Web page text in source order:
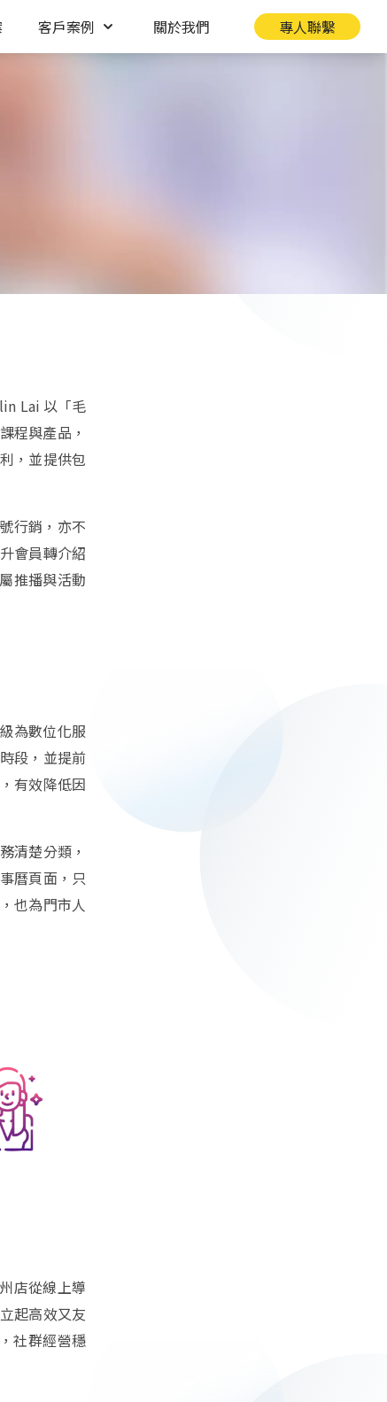
客戶案例 關於我們 專人聯繫
Lai 以「毛
程與產品，
，並提供包
行銷，亦不
會員轉介紹
推播與活動
為數位化服
段，並提前
有效降低因
清楚分類，
曆頁面，只
也為門市人
店從線上導
起高效又友
社群經營穩